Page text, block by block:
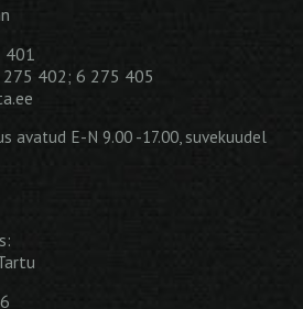
401
402; 6 275 405
avatud E-N 9.00 -17.00, suvekuudel